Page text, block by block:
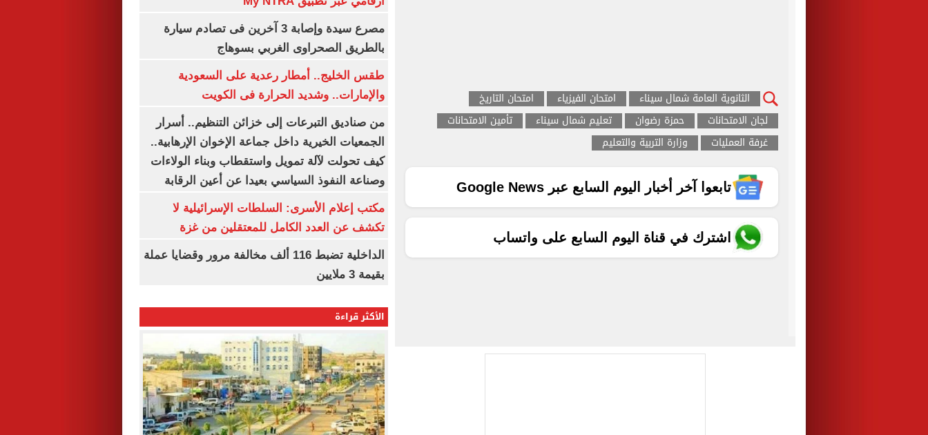
الثانوية العامة شمال سيناء امتحان الفيزياء
امتحان التاريخ
لجان الامتحانات
حمزة رضوان تعليم شمال سيناء
تأمين الامتحانات
غرفة العمليات
وزارة التربية والتعليم
تابعوا آخر أخبار اليوم السابع عبر Google News
اشترك في قناة اليوم السابع على واتساب
مصرع سيدة وإصابة 3 آخرين فى تصادم سيارة
بالطريق الصحراوى الغربي بسوهاج
طقس الخليج.. أمطار رعدية على السعودية
والإمارات.. وشديد الحرارة فى الكويت
من صناديق التبرعات إلى خزائن التنظيم.. أسرار
الجمعيات الخيرية داخل جماعة الإخوان الإرهابية..
كيف تحولت لآلة تمويل واستقطاب وبناء الولاءات
وصناعة النفوذ السياسي بعيدا عن أعين الرقابة
مكتب إعلام الأسرى: السلطات الإسرائيلية لا
تكشف عن العدد الكامل للمعتقلين من غزة
الداخلية تضبط 116 ألف مخالفة مرور وقضايا عملة
بقيمة 3 ملايين
الأكثر قراءة